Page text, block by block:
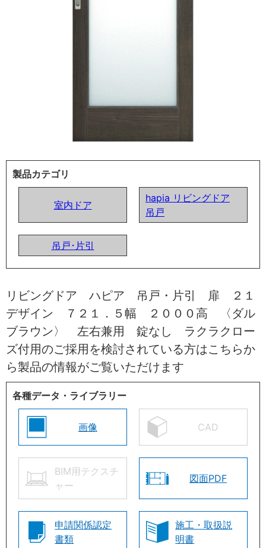
製品カテゴリ
室内ドア
hapia リビングドア
吊戸
吊戸･片引
リビングドア ハピア 吊戸・片引 扉 ２１
デザイン ７２１．５幅 ２０００高 〈ダル
ブラウン〉 左右兼用 錠なし ラクラクロー
ズ付用のご採用を検討されている方はこちらか
ら製品の情報がご覧いただけます
各種データ・ライブラリー
画像 CAD
BIM用テクスチ
ャー
図面PDF
申請関係認定
書類
施工・取扱説
明書